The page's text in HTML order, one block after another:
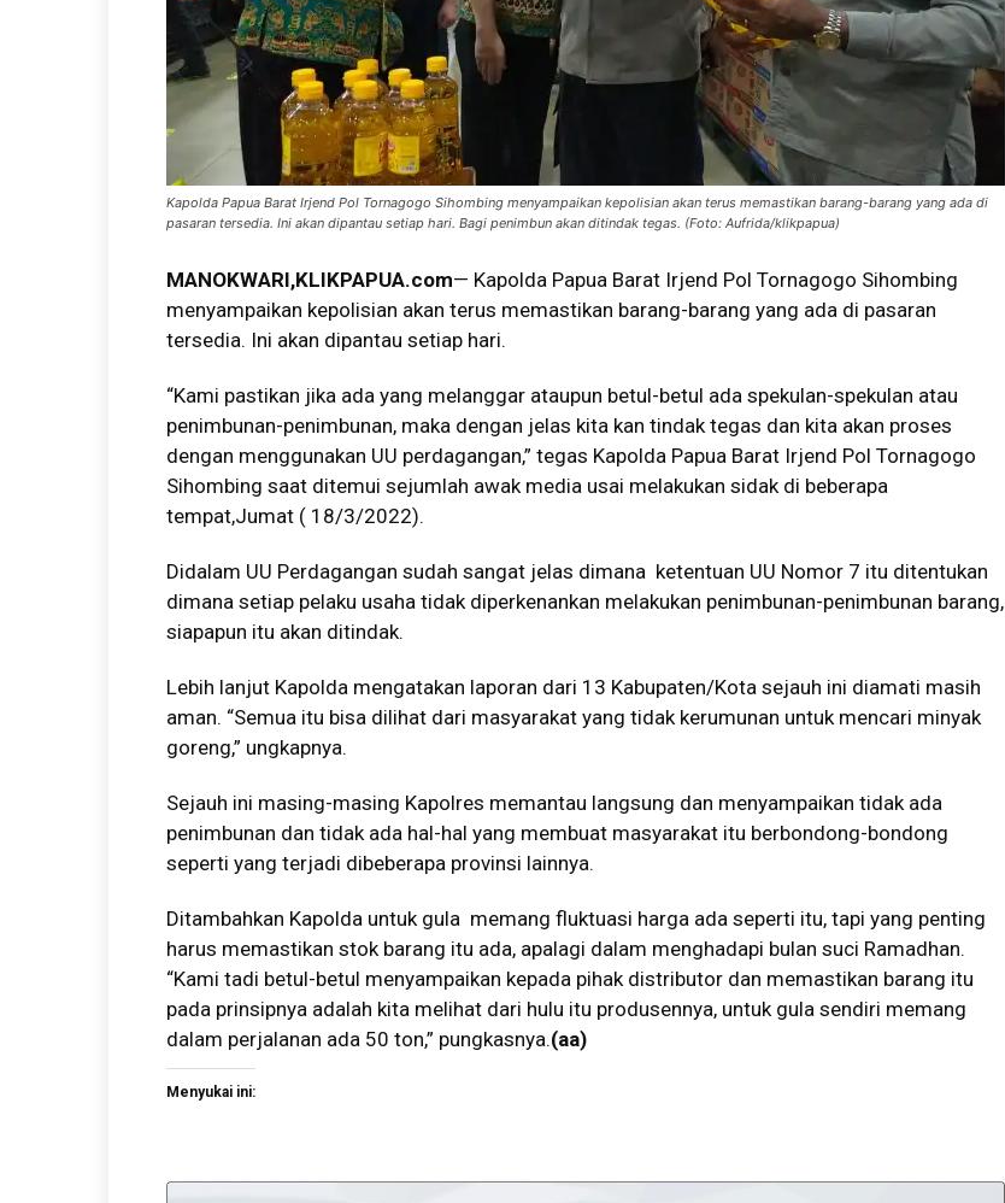
Kapolda Papua Barat Irjend Pol Tornagogo Sihombing menyampaikan kepolisian akan terus memastikan barang-barang yang ada di
pasaran tersedia. Ini akan dipantau setiap hari. Bagi penimbun akan ditindak tegas. (Foto: Aufrida/klikpapua)
MANOKWARI,KLIKPAPUA.com— Kapolda Papua Barat Irjend Pol Tornagogo Sihombing
menyampaikan kepolisian akan terus memastikan barang-barang yang ada di pasaran
tersedia. Ini akan dipantau setiap hari.
“Kami pastikan jika ada yang melanggar ataupun betul-betul ada spekulan-spekulan atau
penimbunan-penimbunan, maka dengan jelas kita kan tindak tegas dan kita akan proses
dengan menggunakan UU perdagangan,” tegas Kapolda Papua Barat Irjend Pol Tornagogo
Sihombing saat ditemui sejumlah awak media usai melakukan sidak di beberapa
tempat,Jumat ( 18/3/2022).
Didalam UU Perdagangan sudah sangat jelas dimana ketentuan UU Nomor 7 itu ditentukan
dimana setiap pelaku usaha tidak diperkenankan melakukan penimbunan-penimbunan barang,
siapapun itu akan ditindak.
Lebih lanjut Kapolda mengatakan laporan dari 13 Kabupaten/Kota sejauh ini diamati masih
aman. “Semua itu bisa dilihat dari masyarakat yang tidak kerumunan untuk mencari minyak
goreng,” ungkapnya.
Sejauh ini masing-masing Kapolres memantau langsung dan menyampaikan tidak ada
penimbunan dan tidak ada hal-hal yang membuat masyarakat itu berbondong-bondong
seperti yang terjadi dibeberapa provinsi lainnya.
Ditambahkan Kapolda untuk gula memang fluktuasi harga ada seperti itu, tapi yang penting
harus memastikan stok barang itu ada, apalagi dalam menghadapi bulan suci Ramadhan.
“Kami tadi betul-betul menyampaikan kepada pihak distributor dan memastikan barang itu
pada prinsipnya adalah kita melihat dari hulu itu produsennya, untuk gula sendiri memang
dalam perjalanan ada 50 ton,” pungkasnya.(aa)
Menyukai ini: